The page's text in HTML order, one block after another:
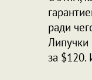
ради
Липучки
за